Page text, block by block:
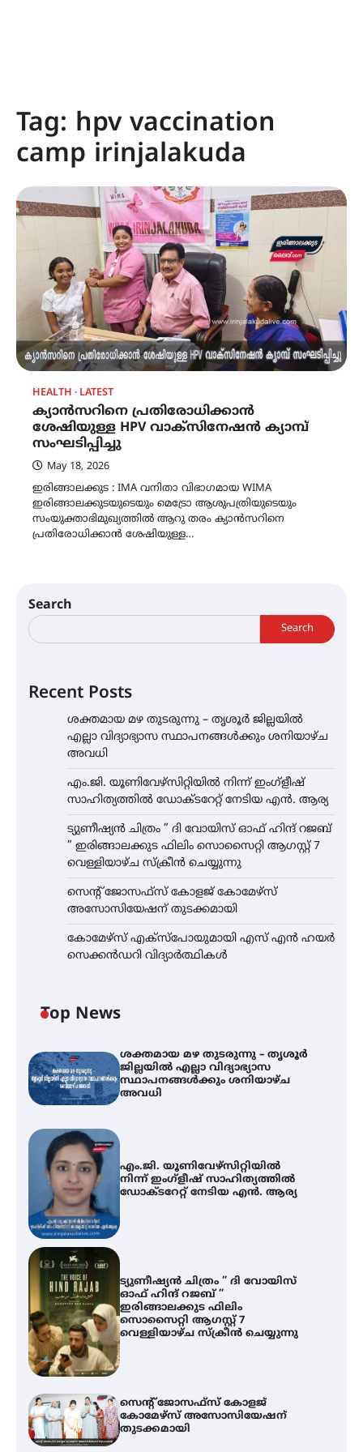
Tag: hpv vaccination
camp irinjalakuda
HEALTH LATEST
ക്യാൻസറിനെ പ്രതിരോധിക്കാൻ
ശേഷിയുള്ള HPV വാക്സിനേഷൻ ക്യാമ്പ്
സംഘടിപ്പിച്ചു
May 18, 2026
ഇരിങ്ങാലക്കുട : IMA വനിതാ വിഭാഗമായ WIMA
ഇരിങ്ങാലക്കുടയുടെയും മെട്രോ ആശുപത്രിയുടെയും
സംയുക്താഭിമുഖ്യത്തിൽ ആറു തരം ക്യാൻസറിനെ
പ്രതിരോധിക്കാൻ ശേഷിയുള്ള…
Search
Search
Recent Posts
ശക്തമായ മഴ തുടരുന്നു – തൃശൂർ ജില്ലയിൽ
എല്ലാ വിദ്യാഭ്യാസ സ്ഥാപനങ്ങൾക്കും ശനിയാഴ്ച
അവധി
എം.ജി. യൂണിവേഴ്‌സിറ്റിയിൽ നിന്ന് ഇംഗ്ളീഷ്
സാഹിത്യത്തിൽ ഡോക്ടറേറ്റ് നേടിയ എൻ. ആര്യ
ട്യുണീഷ്യൻ ചിത്രം ” ദി വോയിസ് ഓഫ് ഹിന്ദ് റജബ്
” ഇരിങ്ങാലക്കുട ഫിലിം സൊസൈറ്റി ആഗസ്റ്റ് 7
വെള്ളിയാഴ്ച സ്‌ക്രീൻ ചെയ്യുന്നു
സെന്റ് ജോസഫ്സ് കോളജ് കോമേഴ്‌സ്
അസോസിയേഷന് തുടക്കമായി
കോമേഴ്സ് എക്സ്പോയുമായി എസ് എൻ ഹയർ
സെക്കൻഡറി വിദ്യാർത്ഥികൾ
Top News
ശക്തമായ മഴ തുടരുന്നു – തൃശൂർ
ജില്ലയിൽ എല്ലാ വിദ്യാഭ്യാസ
സ്ഥാപനങ്ങൾക്കും ശനിയാഴ്ച
അവധി
എം.ജി. യൂണിവേഴ്‌സിറ്റിയിൽ
നിന്ന് ഇംഗ്ളീഷ് സാഹിത്യത്തിൽ
ഡോക്ടറേറ്റ് നേടിയ എൻ. ആര്യ
ട്യുണീഷ്യൻ ചിത്രം ” ദി വോയിസ്
ഓഫ് ഹിന്ദ് റജബ് ”
ഇരിങ്ങാലക്കുട ഫിലിം
സൊസൈറ്റി ആഗസ്റ്റ് 7
വെള്ളിയാഴ്ച സ്‌ക്രീൻ ചെയ്യുന്നു
സെന്റ് ജോസഫ്സ് കോളജ്
കോമേഴ്‌സ് അസോസിയേഷന്
തുടക്കമായി